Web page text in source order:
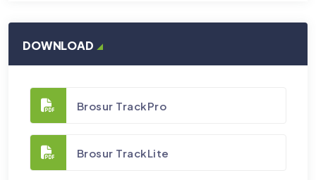
DOWNLOAD
Brosur TrackPro
Brosur TrackLite